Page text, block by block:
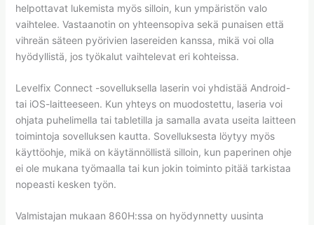
helpottavat lukemista myös silloin, kun ympäristön valo
vaihtelee. Vastaanotin on yhteensopiva sekä punaisen että
vihreän säteen pyörivien lasereiden kanssa, mikä voi olla
hyödyllistä, jos työkalut vaihtelevat eri kohteissa.
Levelfix Connect -sovelluksella laserin voi yhdistää Android-
tai iOS-laitteeseen. Kun yhteys on muodostettu, laseria voi
ohjata puhelimella tai tabletilla ja samalla avata useita laitteen
toimintoja sovelluksen kautta. Sovelluksesta löytyy myös
käyttöohje, mikä on käytännöllistä silloin, kun paperinen ohje
ei ole mukana työmaalla tai kun jokin toiminto pitää tarkistaa
nopeasti kesken työn.
Valmistajan mukaan 860H:ssa on hyödynnetty uusinta